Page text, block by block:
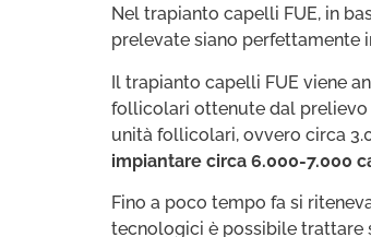
Nel trapianto capelli FUE, in
prelevate siano perfettamente
​Il trapianto capelli FUE viene
follicolari ottenute dal prelievo
unità follicolari, ovvero circa
impiantare circa 6.000-7.000
Fino a poco tempo fa si
tecnologici è possibile trattare